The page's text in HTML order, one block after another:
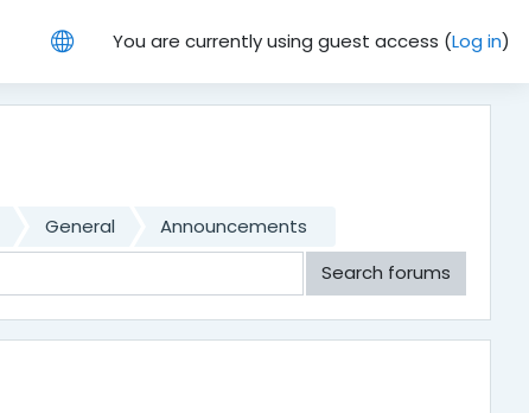
You are currently using guest access (Log in)
General
Announcements
Search forums